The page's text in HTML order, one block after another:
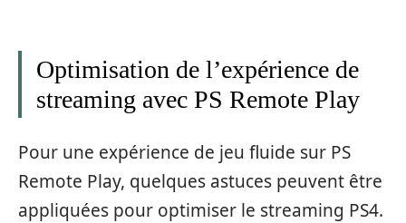
Optimisation de l’expérience de
streaming avec PS Remote Play
Pour une expérience de jeu fluide sur PS
Remote Play, quelques astuces peuvent être
appliquées pour optimiser le streaming PS4.